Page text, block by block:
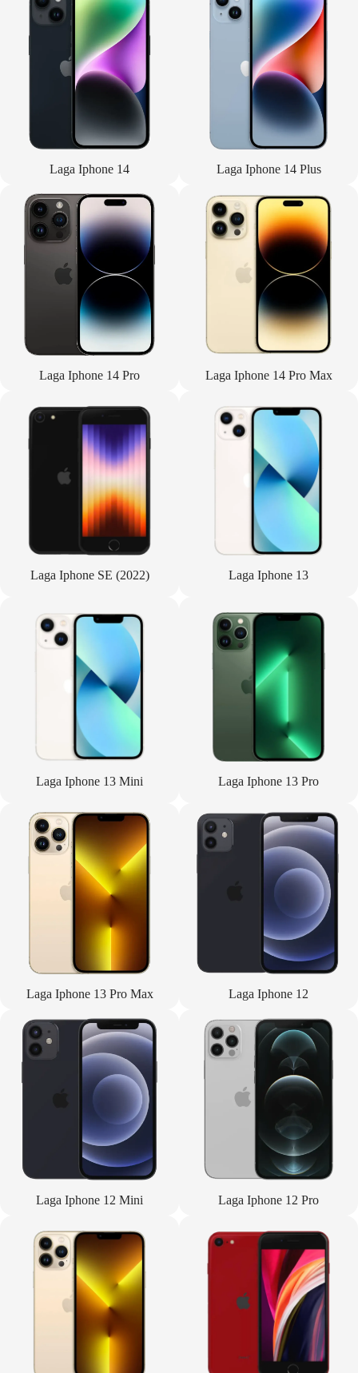
Laga Iphone 14 Laga Iphone 14 Plus
Laga Iphone 14 Pro Laga Iphone 14 Pro Max
Laga Iphone SE (2022) Laga Iphone 13
Laga Iphone 13 Mini Laga Iphone 13 Pro
Laga Iphone 13 Pro Max Laga Iphone 12
Laga Iphone 12 Mini Laga Iphone 12 Pro